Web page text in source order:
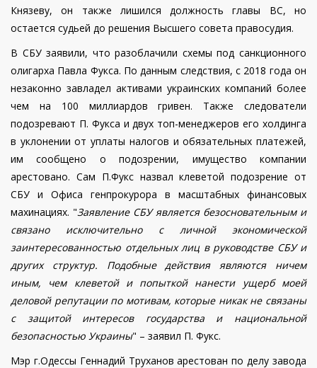
Князеву, он также лишился должность главы ВС, но
остается судьей до решения Высшего совета правосудия.
В СБУ заявили, что разоблачили схемы под санкционного
олигарха Павла Фукса. По данным следствия, с 2018 года он
незаконно завладел активами украинских компаний более
чем на 100 миллиардов гривен. Также следователи
подозревают П. Фукса и двух топ-менеджеров его холдинга
в уклонении от уплаты налогов и обязательных платежей,
им сообщено о подозрении, имущество компании
арестовано. Сам П.Фукс назвал клеветой подозрение от
СБУ и Офиса генпрокурора в масштабных финансовых
махинациях. "Заявление СБУ является безосновательным и
связано исключительно с личной экономической
заинтересованностью отдельных лиц в руководстве СБУ и
других структур. Подобные действия являются ничем
иным, чем клеветой и попыткой нанести ущерб моей
деловой репутации по мотивам, которые никак не связаны
с защитой интересов государства и национальной
безопасностью Украины" – заявил П. Фукс.
Мэр г.Одессы Геннадий Труханов арестован по делу завода